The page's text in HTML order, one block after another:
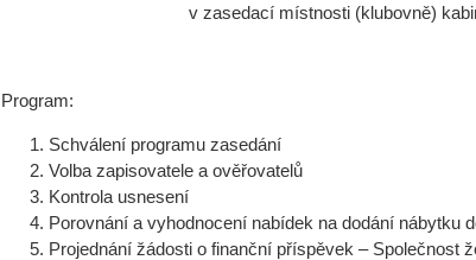
v zasedací místnosti (klubovně)
Program:
Schválení programu zasedání
Volba zapisovatele a ověřovatelů
Kontrola usnesení
Porovnání a vyhodnocení nabídek na dodání nábytku
Projednání žádosti o finanční příspěvek – Společnost